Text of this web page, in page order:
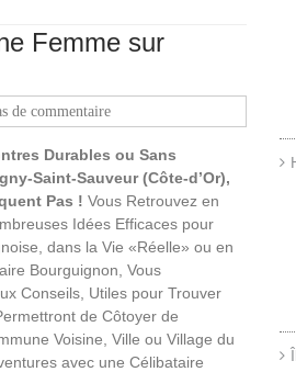
Femme sur
de commentaire
Durables ou Sans
Saint-Sauveur (Côte-d’Or),
Pas ! Vous Retrouvez en
Idées Efficaces pour
dans la Vie «Réelle» ou en
Bourguignon, Vous
Conseils, Utiles pour Trouver
de Côtoyer de
Voisine, Ville ou Village du
avec une Célibataire